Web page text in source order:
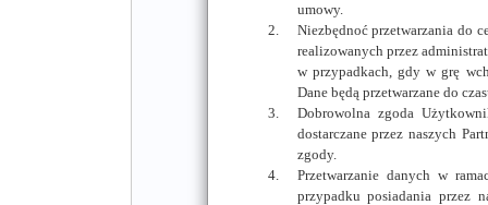
Urząd Miasta i Gminy:
województwo:
ul. Marsz.
strona BIP:http://
Urząd Gminy:
województwo:
Dzierzążnia, 09-164
strona BIP:http://
umowy.
Niezbędnoć przetwarzania do
realizowanych przez
w przypadkach, gdy w grę
Dane będą przetwarzane do
Dobrowolna zgoda
dostarczane przez naszych
zgody.
Przetwarzanie danych w
przypadku posiadania przez